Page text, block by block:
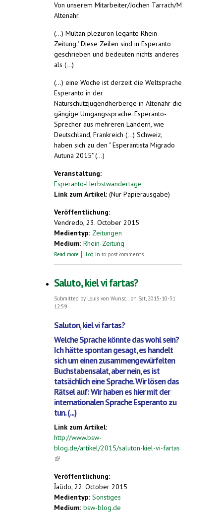
Von unserem Mitarbeiter/Jochen Tarrach/M
Altenahr.
(...) Multan plezuron legante Rhein-
Zeitung." Diese Zeilen sind in Esperanto
geschrieben und bedeuten nichts anderes
als (...)
(...) eine Woche ist derzeit die Weltsprache
Esperanto in der
Naturschutzjugendherberge in Altenahr die
gängige Umgangssprache. Esperanto-
Sprecher aus mehreren Ländern, wie
Deutschland, Frankreich (...) Schweiz,
haben sich zu den " Esperantista Migrado
Autuna 2015" (...)
Veranstaltung:
Esperanto-Herbstwandertage
Link zum Artikel: (Nur Papierausgabe)
Veröffentlichung:
Vendredo, 23. October 2015
Medientyp: Zeitungen
Medium: Rhein-Zeitung
Read more about Mit Esperanto gemeinsam das Ahrtal
Log in to post comments
Saluto, kiel vi fartas?
Submitted by Louis von Wunsc...on Sat, 2015-10-31
12:59
Saluton, kiel vi fartas?
Welche Sprache könnte das wohl sein?
Ich hätte spontan gesagt, es handelt
sich um einen zusammengewürfelten
Buchstabensalat, aber nein, es ist
tatsächlich eine Sprache. Wir lösen das
Rätsel auf: Wir haben es hier mit der
internationalen Sprache Esperanto zu
tun. (...)
Link zum Artikel:
http://www.bsw-
blog.de/artikel/2015/saluton-kiel-vi-fartas
(link is external)
Veröffentlichung:
Ĵaŭdo, 22. October 2015
Medientyp: Sonstiges
Medium: bsw-blog.de